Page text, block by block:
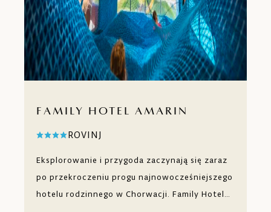
FAMILY HOTEL AMARIN
ROVINJ
Eksplorowanie i przygoda zaczynają się zaraz
po przekroczeniu progu najnowocześniejszego
hotelu rodzinnego w Chorwacji. Family Hotel